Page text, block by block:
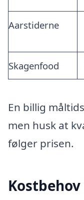
Aarstiderne
Skagenfood
En billig
men husk at
følger prisen.